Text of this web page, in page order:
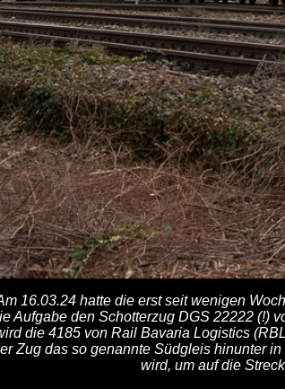
16.03.24 hatte die erst seit wenigen
Aufgabe den Schotterzug DGS 22222 (!)
die 4185 von Rail Bavaria Logistics
Zug das so genannte Südgleis hinunter
wird, um auf die